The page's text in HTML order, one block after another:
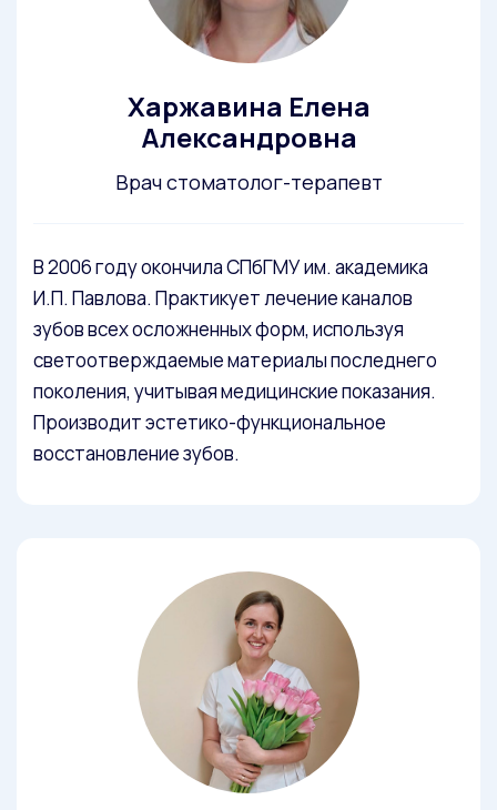
Харжавина Елена
Александровна
Врач стоматолог-терапевт
В 2006 году окончила СПбГМУ им. академика
И.П. Павлова. Практикует лечение каналов
зубов всех осложненных форм, используя
светоотверждаемые материалы последнего
поколения, учитывая медицинские показания.
Производит эстетико-функциональное
восстановление зубов.